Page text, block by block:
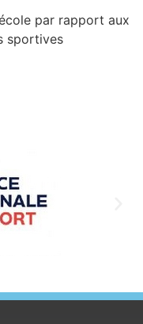
par rapport aux
sportives